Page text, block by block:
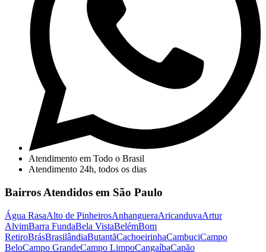
Atendimento em Todo o Brasil
Atendimento 24h, todos os dias
Bairros Atendidos em São Paulo
Água RasaAlto de PinheirosAnhangueraAricanduvaArtur
AlvimBarra FundaBela VistaBelémBom
RetiroBrásBrasilândiaButantãCachoeirinhaCambuciCampo
BeloCampo GrandeCampo LimpoCangaíbaCapão